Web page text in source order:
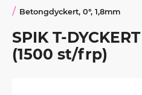
Betongdyckert, 0°, 1,8mm
SPIK T-
(1500 st/frp)